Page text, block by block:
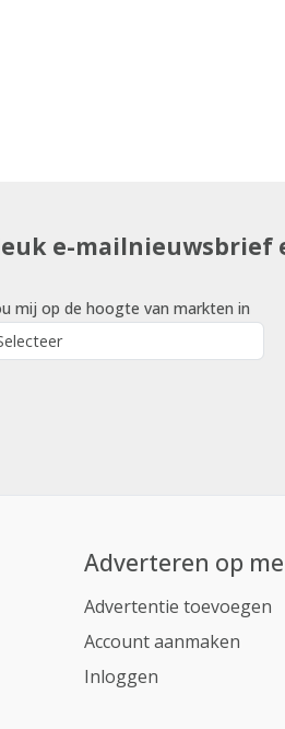
e-
mij op de hoogte van markten in
Adverteren op
Advertentie toevoegen
Account aanmaken
Inloggen